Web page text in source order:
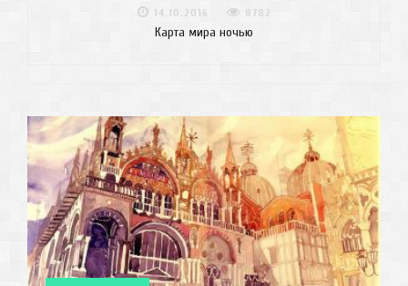
14.10.2016 8782
Карта мира ночью